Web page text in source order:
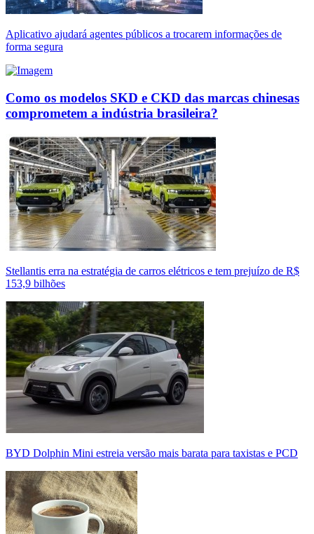
Aplicativo ajudará agentes públicos a trocarem informações de
forma segura
Como os modelos SKD e CKD das marcas chinesas
comprometem a indústria brasileira?
Stellantis erra na estratégia de carros elétricos e tem prejuízo de R$
153,9 bilhões
BYD Dolphin Mini estreia versão mais barata para taxistas e PCD